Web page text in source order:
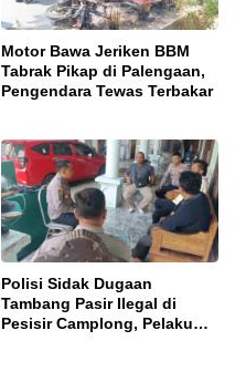
Motor Bawa Jeriken BBM
Tabrak Pikap di Palengaan,
Pengendara Tewas Terbakar
Polisi Sidak Dugaan
Tambang Pasir Ilegal di
Pesisir Camplong, Pelaku